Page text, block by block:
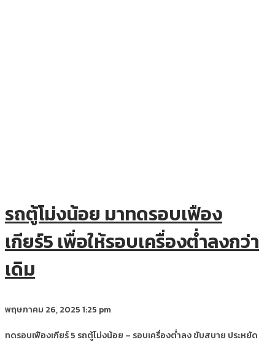
รถตู้โม่งน้อย มาทดรอบเฟือง
เกียร์5 เพื่อให้รอบเครื่องต่ำลงกว่า
เดิม
พฤษภาคม 26, 20251:25 pm
ทดรอบเฟืองเกียร์ 5 รถตู้โม่งน้อย – รอบเครื่องต่ำลง ขับสบาย ประหยัด